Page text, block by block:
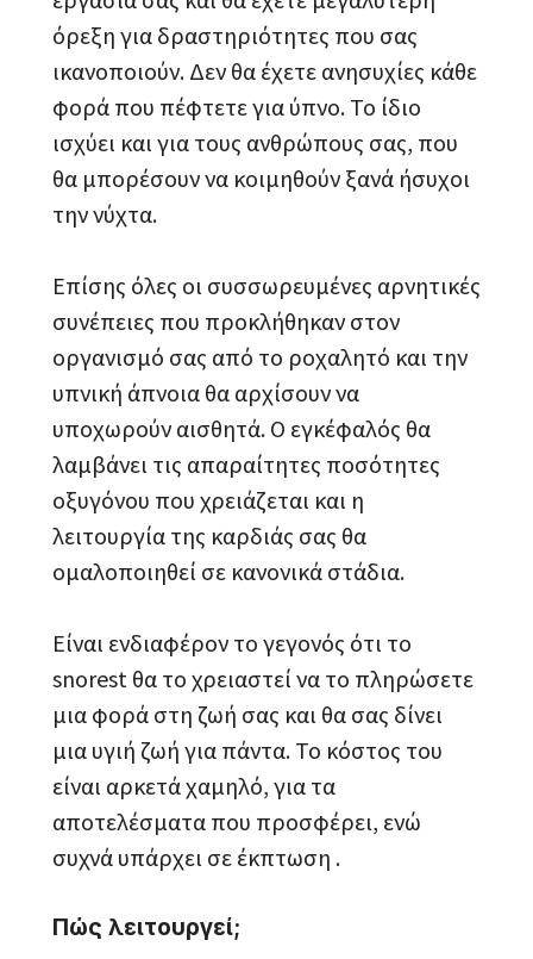
όρεξη για δραστηριότητες που σας
ικανοποιούν. Δεν θα έχετε ανησυχίες κάθε
φορά που πέφτετε για ύπνο. Το ίδιο
ισχύει και για τους ανθρώπους σας, που
θα μπορέσουν να κοιμηθούν ξανά ήσυχοι
την νύχτα.
Επίσης όλες οι συσσωρευμένες αρνητικές
συνέπειες που προκλήθηκαν στον
οργανισμό σας από το ροχαλητό και την
υπνική άπνοια θα αρχίσουν να
υποχωρούν αισθητά. Ο εγκέφαλός θα
λαμβάνει τις απαραίτητες ποσότητες
οξυγόνου που χρειάζεται και η
λειτουργία της καρδιάς σας θα
ομαλοποιηθεί σε κανονικά στάδια.
Είναι ενδιαφέρον το γεγονός ότι το
snorest θα το χρειαστεί να το πληρώσετε
μια φορά στη ζωή σας και θα σας δίνει
μια υγιή ζωή για πάντα. Το κόστος του
είναι αρκετά χαμηλό, για τα
αποτελέσματα που προσφέρει, ενώ
συχνά υπάρχει σε έκπτωση .
Πώς λειτουργεί;